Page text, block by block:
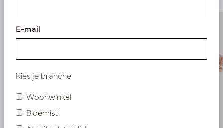
E-mail
Kies je branche
Woonwinkel
Bloemist